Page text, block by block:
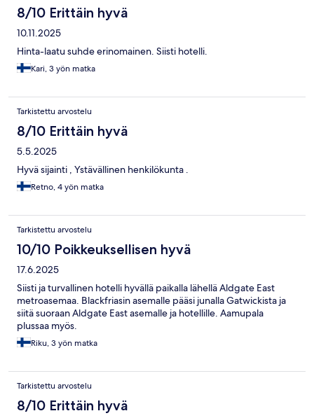
8/10 Erittäin hyvä
10.11.2025
Hinta-laatu suhde erinomainen. Siisti hotelli.
Kari, 3 yön matka
Tarkistettu arvostelu
8/10 Erittäin hyvä
5.5.2025
Hyvä sijainti , Ystävällinen henkilökunta .
Retno, 4 yön matka
Tarkistettu arvostelu
10/10 Poikkeuksellisen hyvä
17.6.2025
Siisti ja turvallinen hotelli hyvällä paikalla lähellä Aldgate East
metroasemaa. Blackfriasin asemalle pääsi junalla Gatwickista ja
siitä suoraan Aldgate East asemalle ja hotellille. Aamupala
plussaa myös.
Riku, 3 yön matka
Tarkistettu arvostelu
8/10 Erittäin hyvä